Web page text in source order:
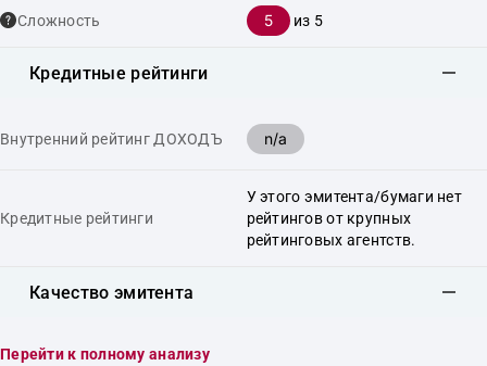
Сложность 5 из 5
Кредитные рейтинги
Внутренний рейтинг ДОХОДЪ n/a
Кредитные рейтинги
У этого эмитента/бумаги нет
рейтингов от крупных
рейтинговых агентств.
Качество эмитента
Перейти к полному анализу